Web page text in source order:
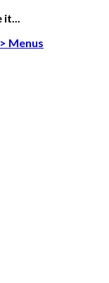
it...
Menus